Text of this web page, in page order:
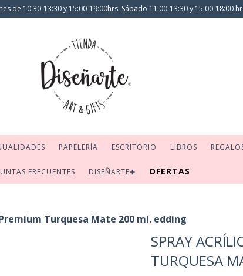
de 10:30-13:30 y 15:00-19:00hrs. Sábado 11:00-13:30 y 15:00-18:00
PAPELERÍA ESCRITORIO LIBROS
FRECUENTES DISEÑARTE➕ OFERTAS
Turquesa Mate 200 ml. edding
SPRAY
TURQUESA